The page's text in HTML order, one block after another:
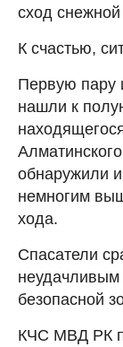
сход
К счастью,
Первую пару
нашли к
обнаружили
немногим
хода.
Спасатели
неудачливым
безопасной
КЧС МВД РК